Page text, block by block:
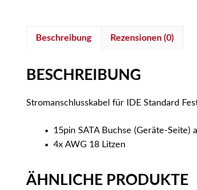
Beschreibung Rezensionen (0)
BESCHREIBUNG
Stromanschlusskabel für IDE Standard
15pin SATA Buchse (Geräte-Seite)
4x AWG 18 Litzen
ÄHNLICHE PRODUKTE